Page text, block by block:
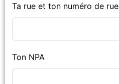
Ta rue et ton numéro de rue
Ton NPA